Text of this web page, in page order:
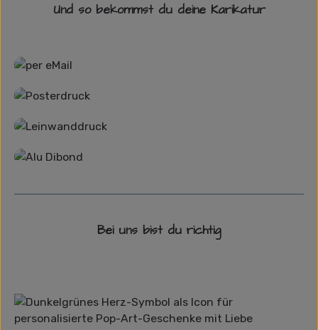
Und so bekommst du deine Karikatur
Bei uns bist du richtig